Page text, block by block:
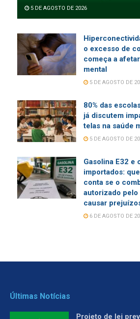
5 DE AGOSTO DE 2026
o excesso de
começa a
mental
5 DE AGOSTO DE
80% das
já discutem
telas na saúde
5 DE AGOSTO DE
Gasolina E32 e
importados:
conta se o
autorizado pelo
causar
6 DE AGOSTO DE
Últimas Notícias
Projeto de lei